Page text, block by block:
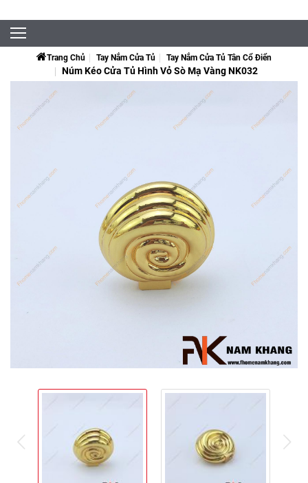
Trang Chủ Tay Nắm Cửa Tủ Tay Nắm Cửa Tủ Tân Cổ Điển
Núm Kéo Cửa Tủ Hình Vỏ Sò Mạ Vàng NK032